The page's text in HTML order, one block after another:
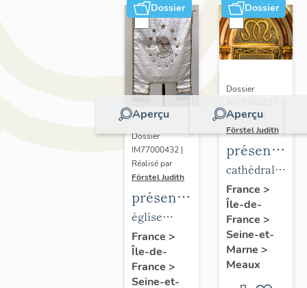
Dossier
Aperçu
Dossier
IM77000432 |
Réalisé par
Förstel Judith
présentation
du
mobilier
de
l'église
église
paroissiale
Notre-
Dame du
France >
Île-de-
France >
Seine-et-
Dossier
Aperçu
Dossier
Réalisé par
Förstel Judith
du
mobilier
de la
cathédrale
de
Meaux
cathédrale
Saint-
Etienne
France >
Île-de-
France >
Seine-et-
Marne >
Meaux